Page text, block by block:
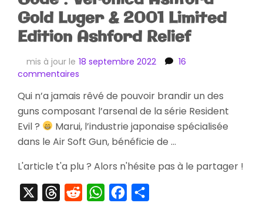
Gold Luger & 2001 Limited
Edition Ashford Relief
mis à jour le 18 septembre 2022
16
commentaires
Biohazard
Code
:
Veronica
Ashford
Luger
&
2001
Qui n’a jamais rêvé de pouvoir brandir un des
guns composant l’arsenal de la série Resident
Evil ?
Marui, l’industrie japonaise spécialisée
dans le Air Soft Gun, bénéficie de …
L'article t'a plu ? Alors n'hésite pas à le partager !
ThreadsRedditWhatsAppFacebook